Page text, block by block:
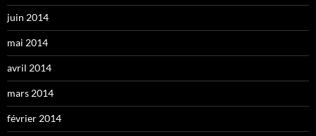
juin 2014
mai 2014
avril 2014
mars 2014
février 2014